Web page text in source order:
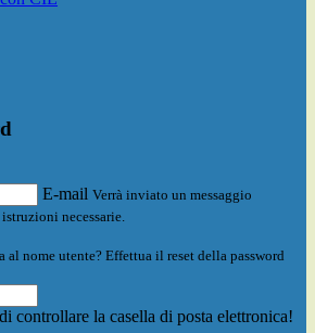
E-mail Verrà inviato un messaggio
necessarie.
al nome utente? Effettua il reset della password
controllare la casella di posta elettronica!